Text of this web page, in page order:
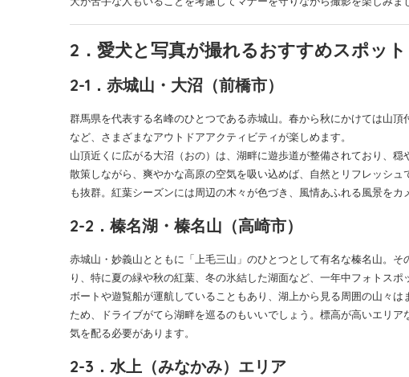
2．愛犬と写真が撮れるおすすめスポット
2-1．赤城山・大沼（前橋市）
群馬県を代表する名峰のひとつである赤城山。春から秋にかけては山
など、さまざまなアウトドアアクティビティが楽しめます。
山頂近くに広がる大沼（おの）は、湖畔に遊歩道が整備されており、
散策しながら、爽やかな高原の空気を吸い込めば、自然とリフレッシ
も抜群。紅葉シーズンには周辺の木々が色づき、風情あふれる風景をカ
2-2．榛名湖・榛名山（高崎市）
赤城山・妙義山とともに「上毛三山」のひとつとして有名な榛名山。
り、特に夏の緑や秋の紅葉、冬の氷結した湖面など、一年中フォトスポ
ボートや遊覧船が運航していることもあり、湖上から見る周囲の山々
ため、ドライブがてら湖畔を巡るのもいいでしょう。標高が高いエリ
気を配る必要があります。
2-3．水上（みなかみ）エリア